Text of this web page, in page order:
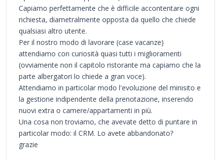
Capiamo perfettamente che è difficile accontentare ogni
richiesta, diametralmente opposta da quello che chiede
qualsiasi altro utente.
Per il nostro modo di lavorare (case vacanze)
attendiamo con curiosità quasi tutti i miglioramenti
(ovviamente non il capitolo ristorante ma capiamo che la
parte albergatori lo chiede a gran voce).
Attendiamo in particolar modo l'evoluzione del minisito e
la gestione indipendente della prenotazione, inserendo
nuovi extra o camere/appartamenti in più.
Una cosa non troviamo, che avevate detto di puntare in
particolar modo: il CRM. Lo avete abbandonato?
grazie